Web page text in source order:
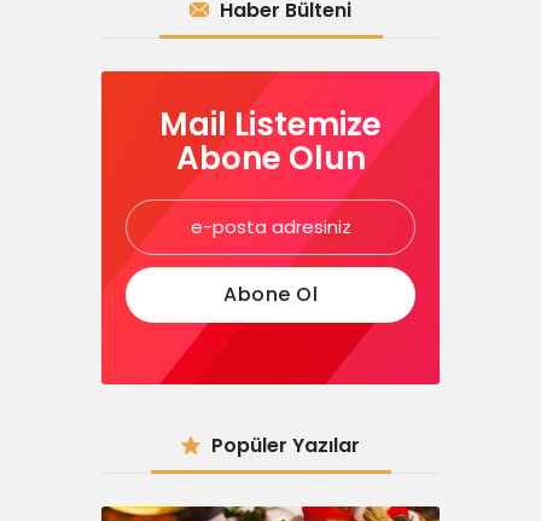
Haber Bülteni
Mail Listemize
Abone Olun
Popüler Yazılar